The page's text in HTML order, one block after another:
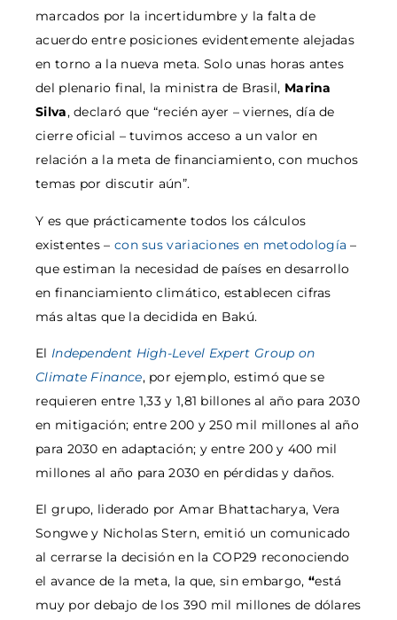
marcados por la incertidumbre y la falta de
acuerdo entre posiciones evidentemente alejadas
en torno a la nueva meta. Solo unas horas antes
del plenario final, la ministra de Brasil, Marina
Silva, declaró que “recién ayer – viernes, día de
cierre oficial – tuvimos acceso a un valor en
relación a la meta de financiamiento, con muchos
temas por discutir aún”.
Y es que prácticamente todos los cálculos
existentes – con sus variaciones en metodología –
que estiman la necesidad de países en desarrollo
en financiamiento climático, establecen cifras
más altas que la decidida en Bakú.
El Independent High-Level Expert Group on
Climate Finance, por ejemplo, estimó que se
requieren entre 1,33 y 1,81 billones al año para 2030
en mitigación; entre 200 y 250 mil millones al año
para 2030 en adaptación; y entre 200 y 400 mil
millones al año para 2030 en pérdidas y daños.
El grupo, liderado por Amar Bhattacharya, Vera
Songwe y Nicholas Stern, emitió un comunicado
al cerrarse la decisión en la COP29 reconociendo
el avance de la meta, la que, sin embargo, “está
muy por debajo de los 390 mil millones de dólares